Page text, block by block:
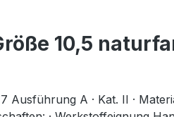
10,5
Ausführung A · Kat. II ·